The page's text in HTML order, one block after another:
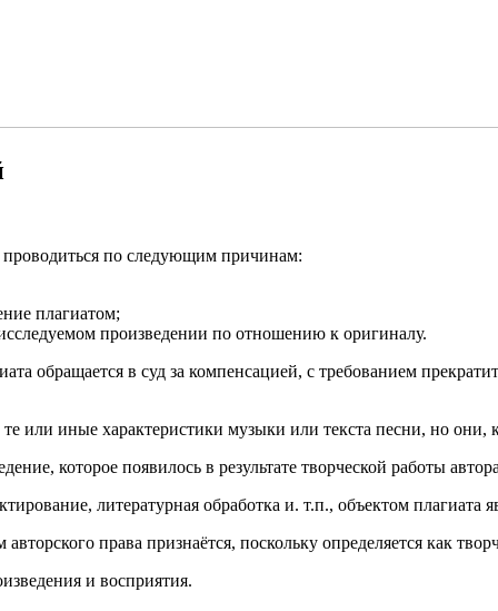
проводиться по следующим причинам:
плагиатом;
произведении по отношению к оригиналу.
обращается в суд за компенсацией, с требованием
или иные характеристики музыки или текста песни, но они,
которое появилось в результате творческой работы
литературная обработка и. т.п., объектом плагиата
права признаётся, поскольку определяется как
и восприятия.